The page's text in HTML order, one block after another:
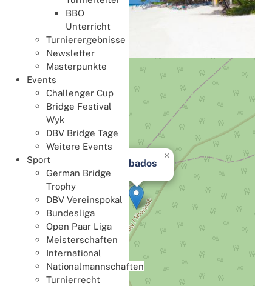
BBO
Unterricht
Turnierergebnisse
Newsletter
Masterpunkte
Events
Challenger Cup
Bridge Festival
Wyk
DBV Bridge Tage
Weitere Events
Sport
German Bridge
Trophy
DBV Vereinspokal
Bundesliga
Open Paar Liga
Meisterschaften
International
Nationalmannschaften
Turnierrecht
Barbados
×
+
−